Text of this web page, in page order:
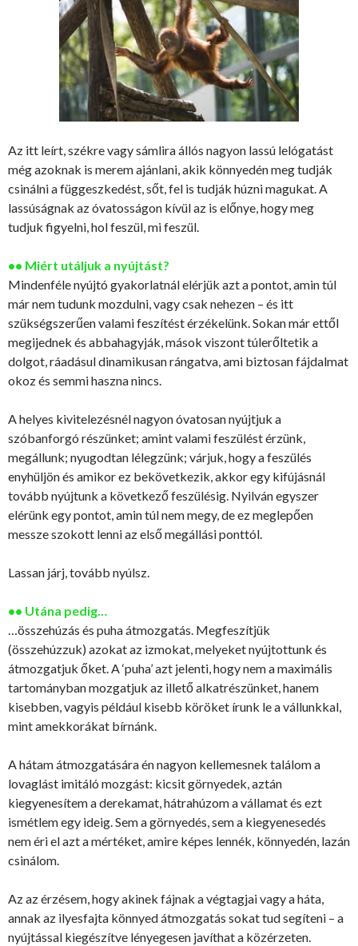
Az itt leírt, székre vagy sámlira állós nagyon lassú lelógatást
még azoknak is merem ajánlani, akik könnyedén meg tudják
csinálni a függeszkedést, sőt, fel is tudják húzni magukat. A
lassúságnak az óvatosságon kívül az is előnye, hogy meg
tudjuk figyelni, hol feszül, mi feszül.
•• Miért utáljuk a nyújtást?
Mindenféle nyújtó gyakorlatnál elérjük azt a pontot, amin túl
már nem tudunk mozdulni, vagy csak nehezen – és itt
szükségszerűen valami feszítést érzékelünk. Sokan már ettől
megijednek és abbahagyják, mások viszont túlerőltetik a
dolgot, ráadásul dinamikusan rángatva, ami biztosan fájdalmat
okoz és semmi haszna nincs.
A helyes kivitelezésnél nagyon óvatosan nyújtjuk a
szóbanforgó részünket; amint valami feszülést érzünk,
megállunk; nyugodtan lélegzünk; várjuk, hogy a feszülés
enyhüljön és amikor ez bekövetkezik, akkor egy kifújásnál
tovább nyújtunk a következő feszülésig. Nyilván egyszer
elérünk egy pontot, amin túl nem megy, de ez meglepően
messze szokott lenni az első megállási ponttól.
Lassan járj, tovább nyúlsz.
•• Utána pedig…
…összehúzás és puha átmozgatás. Megfeszítjük
(összehúzzuk) azokat az izmokat, melyeket nyújtottunk és
átmozgatjuk őket. A ‘puha’ azt jelenti, hogy nem a maximális
tartományban mozgatjuk az illető alkatrészünket, hanem
kisebben, vagyis például kisebb köröket írunk le a vállunkkal,
mint amekkorákat bírnánk.
A hátam átmozgatására én nagyon kellemesnek találom a
lovaglást imitáló mozgást: kicsit görnyedek, aztán
kiegyenesítem a derekamat, hátrahúzom a vállamat és ezt
ismétlem egy ideig. Sem a görnyedés, sem a kiegyenesedés
nem éri el azt a mértéket, amire képes lennék, könnyedén, lazán
csinálom.
Az az érzésem, hogy akinek fájnak a végtagjai vagy a háta,
annak az ilyesfajta könnyed átmozgatás sokat tud segíteni – a
nyújtással kiegészítve lényegesen javíthat a közérzeten.